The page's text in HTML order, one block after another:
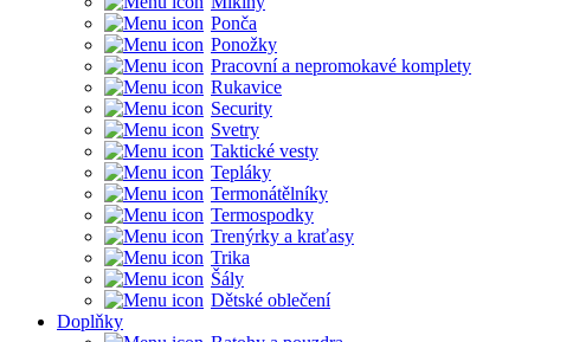
Ponča
Ponožky
Pracovní a nepromokavé komplety
Rukavice
Security
Svetry
Taktické vesty
Tepláky
Termonátělníky
Termospodky
Trenýrky a kraťasy
Trika
Šály
Dětské oblečení
Doplňky